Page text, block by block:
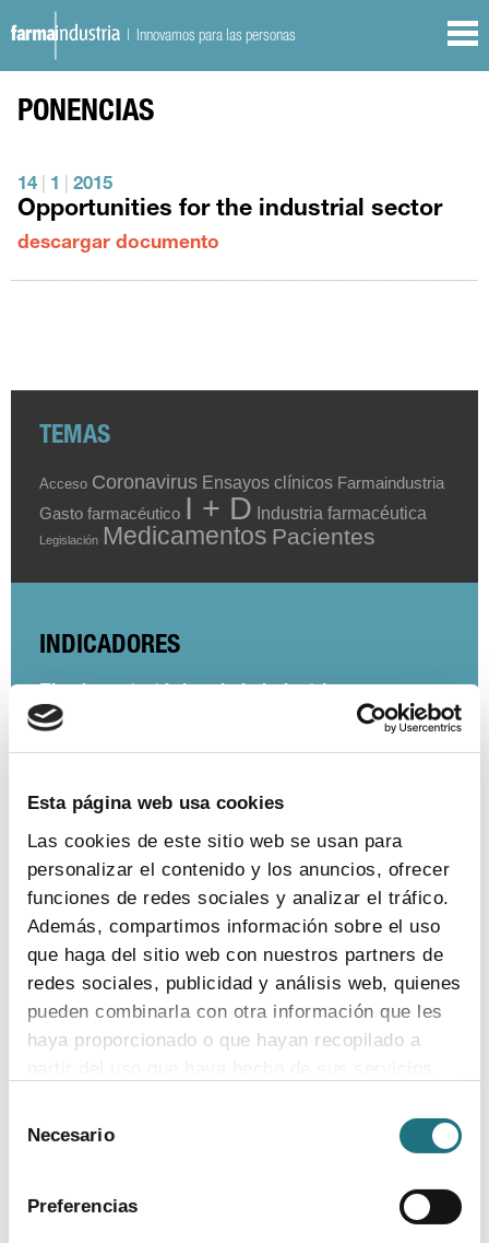
Esta página web usa cookies
Las cookies de este sitio web se usan para
personalizar el contenido y los anuncios, ofrecer
funciones de redes sociales y analizar el tráfico.
Además, compartimos información sobre el uso
que haga del sitio web con nuestros partners de
redes sociales, publicidad y análisis web, quienes
pueden combinarla con otra información que les
haya proporcionado o que hayan recopilado a
Para más información puede acceder a nuestra
Necesario
Preferencias
| Innovamos para las personas
PONENCIAS
14 1 2015
Opportunities for the industrial sector
descargar documento
TEMAS
Acceso Coronavirus Ensayos clínicos Farmaindustria
Gasto farmacéutico I + D Industria farmacéutica
Legislación Medicamentos Pacientes
INDICADORES
farmacéutica (2024)
Encuesta de empleo en la industria
farmacéutica (2023)
ver más